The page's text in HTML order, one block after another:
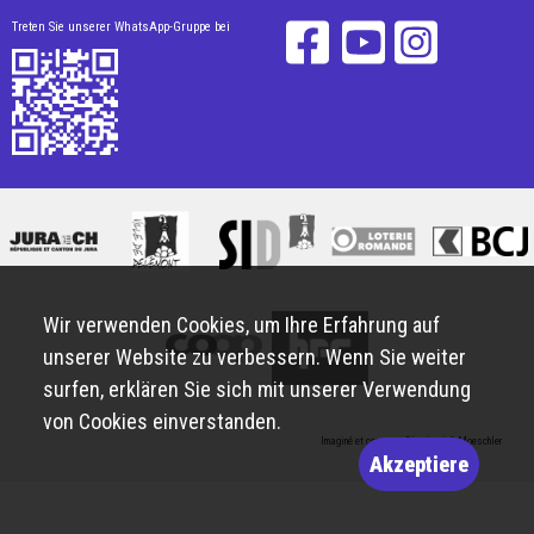
Treten Sie unserer WhatsApp-Gruppe bei
Imaginé et conçu parGiorgianni & Moeschler
Wir verwenden Cookies, um Ihre Erfahrung auf
unserer Website zu verbessern. Wenn Sie weiter
surfen, erklären Sie sich mit unserer Verwendung
von Cookies einverstanden.
Akzeptiere